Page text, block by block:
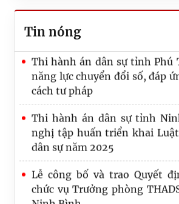
minh điều kiện thi hành án,
hành án
Quy định số 20-QĐ/TW về
Đảng: Một số vấn đề cần lưu
trong tổ chức thực hiện
Trưởng, Phó Ban
Tin nóng
Công bố Quyết định công tác
Thi hành án dân sự tỉnh Phú
năng lực chuyển đổi số, đáp
cách tư pháp
nghị tập huấn triển khai
dân sự năm 2025
chức vụ Trưởng phòng
Ninh Bình